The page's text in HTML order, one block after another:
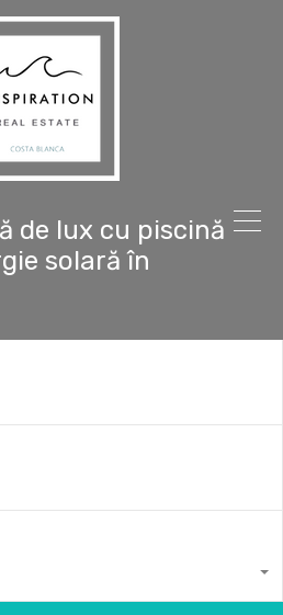
de lux cu piscină
solară în